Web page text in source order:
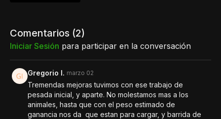
Comentarios (2)
Iniciar Sesión para participar en la conversación
Gregorio I. marzo 02
Tremendas mejoras tuvimos con ese trabajo de
pesada inicial, y aparte. No molestamos mas a los
animales, hasta que con el peso estimado de
ganancia nos da que estan para cargar, y barrida de